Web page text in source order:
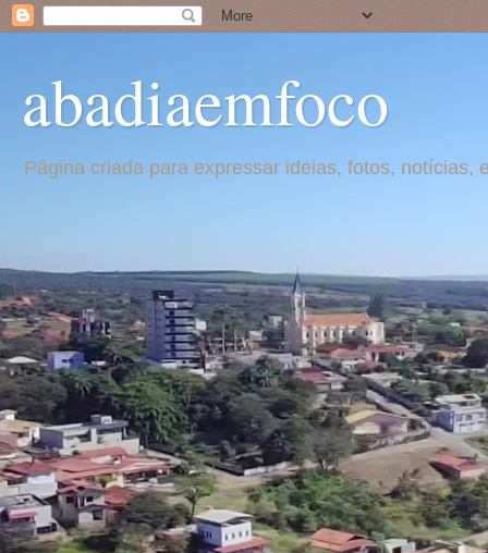
abadiaemfoco
Página criada para expressar ideias, fotos,